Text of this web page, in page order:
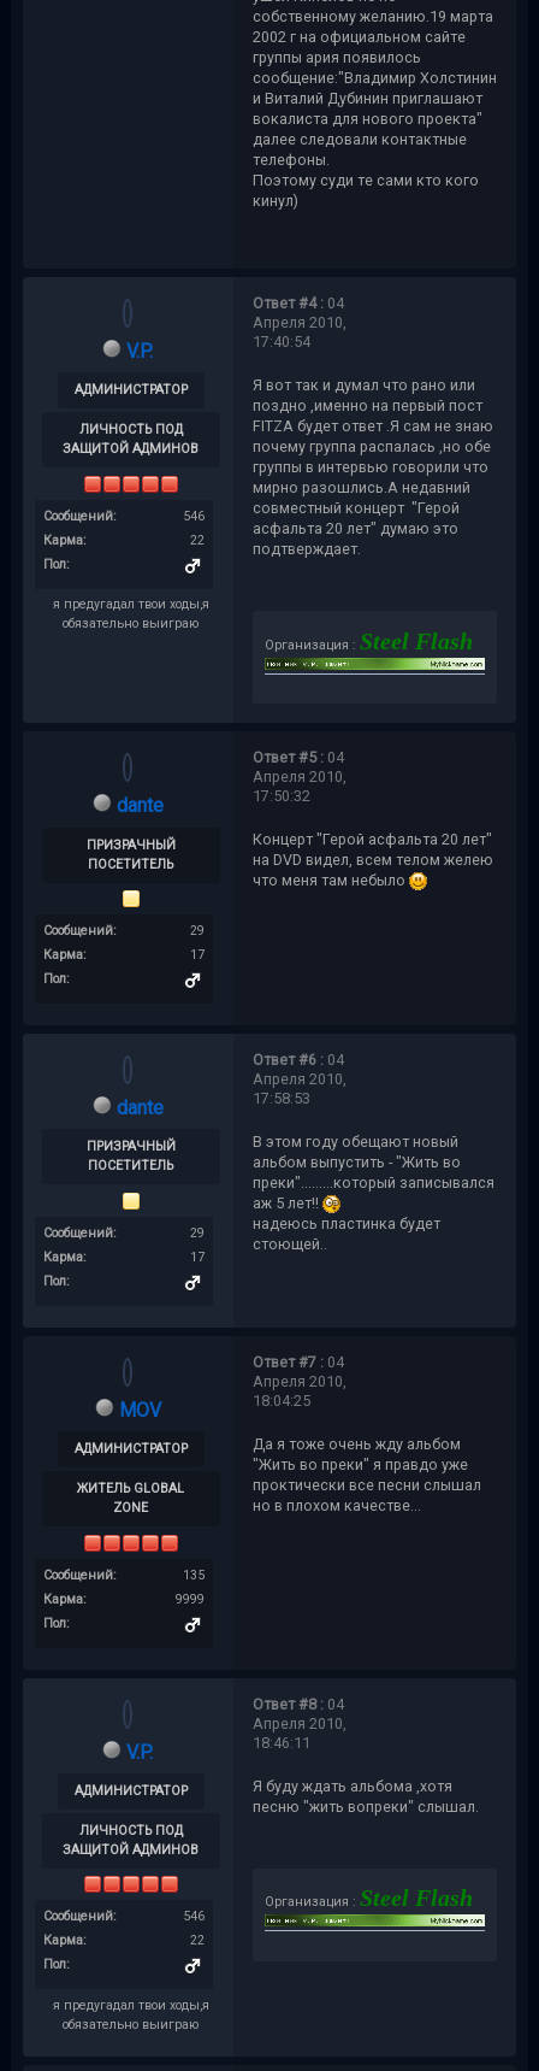
собственному желанию.19 марта
2002 г на официальном сайте
группы ария появилось
сообщение:"Владимир Холстинин
и Виталий Дубинин приглашают
вокалиста для нового проекта"
далее следовали контактные
телефоны.
Поэтому суди те сами кто кого
кинул)
V.P.
АДМИНИСТРАТОР
ЛИЧНОСТЬ ПОД
ЗАЩИТОЙ АДМИНОВ
Сообщений:
546
Карма:
22
Пол:
я предугадал твои ходы,я
обязательно выиграю
Ответ #4 :04
Апреля 2010,
17:40:54
Я вот так и думал что рано или
поздно ,именно на первый пост
FITZA будет ответ .Я сам не знаю
почему группа распалась ,но обе
группы в интервью говорили что
мирно разошлись.А недавний
совместный концерт "Герой
асфальта 20 лет" думаю это
подтверждает.
Организация : Steel Flash
dante
ПРИЗРАЧНЫЙ
ПОСЕТИТЕЛЬ
Сообщений:
29
Карма:
17
Пол:
Ответ #5 :04
Апреля 2010,
17:50:32
Концерт "Герой асфальта 20 лет"
на DVD видел, всем телом желею
что меня там небыло
dante
ПРИЗРАЧНЫЙ
ПОСЕТИТЕЛЬ
Сообщений:
29
Карма:
17
Пол:
Ответ #6 :04
Апреля 2010,
17:58:53
В этом году обещают новый
альбом выпустить - "Жить во
преки".........который записывался
аж 5 лет!!
надеюсь пластинка будет
стоющей..
MOV
АДМИНИСТРАТОР
ЖИТЕЛЬ GLOBAL
ZONE
Сообщений:
135
Карма:
9999
Пол:
Ответ #7 :04
Апреля 2010,
18:04:25
Да я тоже очень жду альбом
"Жить во преки" я правдо уже
проктически все песни слышал
но в плохом качестве...
V.P.
АДМИНИСТРАТОР
ЛИЧНОСТЬ ПОД
ЗАЩИТОЙ АДМИНОВ
Сообщений:
546
Карма:
22
Пол:
я предугадал твои ходы,я
обязательно выиграю
Ответ #8 :04
Апреля 2010,
18:46:11
Я буду ждать альбома ,хотя
песню "жить вопреки" слышал.
Организация : Steel Flash